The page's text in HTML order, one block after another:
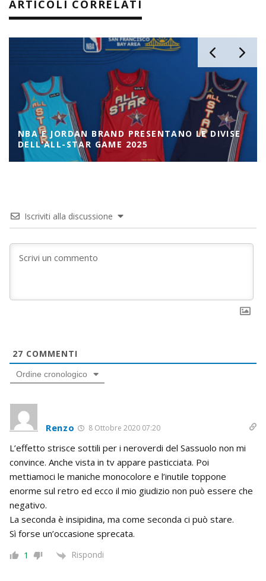
ARTICOLI CORRELATI
NBA E JORDAN BRAND PRESENTANO LE DIVISE
DELL’ALL-STAR GAME 2025
Iscriviti alla discussione
27 COMMENTI
Ordine cronologico
Renzo 8 Ottobre 2020 07:20
L’effetto strisce sottili per i neroverdi del Sassuolo non mi
convince. Anche vista in tv appare pasticciata. Poi
mettiamoci le maniche monocolore e l’inutile toppone
enorme sul retro ed ecco il mio giudizio non può essere che
negativo.
La seconda è insipidina, ma come seconda ci può stare.
Sì forse un’occasione sprecata.
1 Rispondi